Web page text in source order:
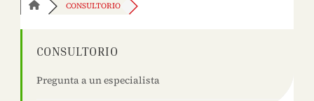
CONSULTORIO
CONSULTORIO
Pregunta a un especialista